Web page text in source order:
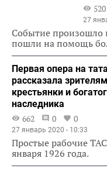
520
27
Событие произошло
пошли на помощь
Первая опера на
рассказала
крестьянки и
наследника
662
0 0
27 январь 2020 - 10:33
Простые рабочие
января 1926 года.